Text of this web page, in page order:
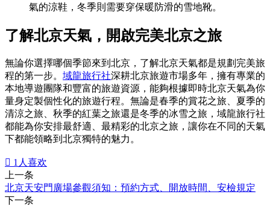
氣的涼鞋，冬季則需要穿保暖防滑的雪地靴。
了解北京天氣，開啟完美北京之旅
無論你選擇哪個季節來到北京，了解北京天氣都是規劃完美旅
程的第一步。 域龍旅行社深耕北京旅遊市場多年，擁有專業的
本地導遊團隊和豐富的旅遊資源，能夠根據即時北京天氣為你
量身定製個性化的旅遊行程。無論是春季的賞花之旅、夏季的
清涼之旅、秋季的紅葉之旅還是冬季的冰雪之旅，域龍旅行社
都能為你安排最舒適、最精彩的北京之旅，讓你在不同的天氣
下都能領略到北京獨特的魅力。
 1 人喜欢
上一条
北京天安門廣場參觀須知：預約方式、開放時間、安檢規定
下一条